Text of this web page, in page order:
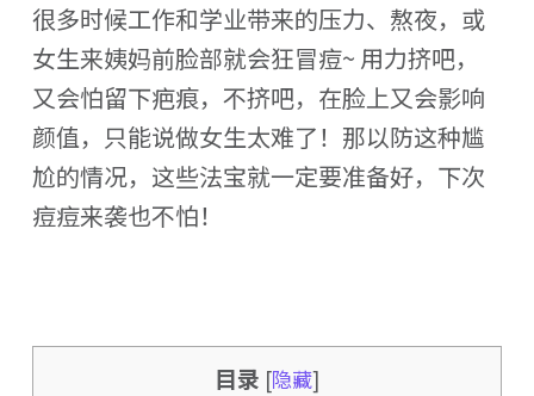
很多时候工作和学业带来的压力、熬夜，或
女生来姨妈前脸部就会狂冒痘~ 用力挤吧，
又会怕留下疤痕，不挤吧，在脸上又会影响
颜值，只能说做女生太难了！那以防这种尴
尬的情况，这些法宝就一定要准备好，下次
痘痘来袭也不怕！
目录 [隐藏]